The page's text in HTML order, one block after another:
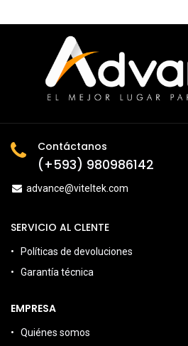
Contáctanos
(+593) 980986142
advance@viteltek.com
SERVICIO AL CLENTE
Políticas de devoluciones
Garantía técnica
EMPRESA
Quiénes somos